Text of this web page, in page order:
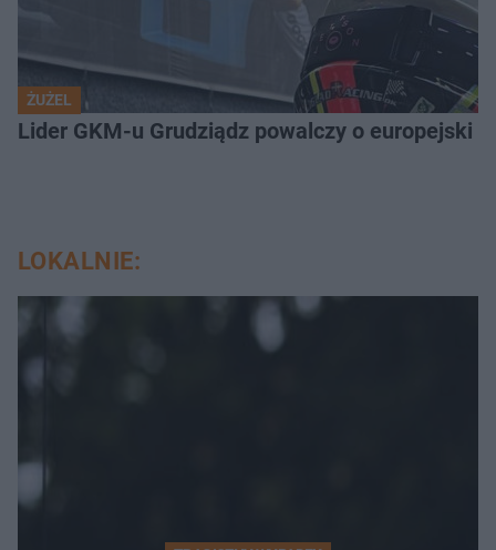
ŻUŻEL
Lider GKM-u Grudziądz powalczy o europejski
LOKALNIE: